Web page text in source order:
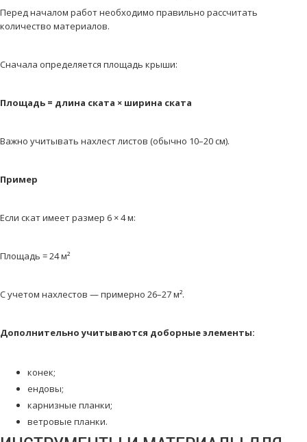
Перед началом работ необходимо правильно рассчитать
количество материалов.
Сначала определяется площадь крыши:
Площадь = длина ската × ширина ската
Важно учитывать нахлест листов (обычно 10–20 см).
Пример
Если скат имеет размер 6 × 4 м:
Площадь = 24 м²
С учетом нахлестов — примерно 26–27 м².
Дополнительно учитываются доборные элементы:
конек;
ендовы;
карнизные планки;
ветровые планки.